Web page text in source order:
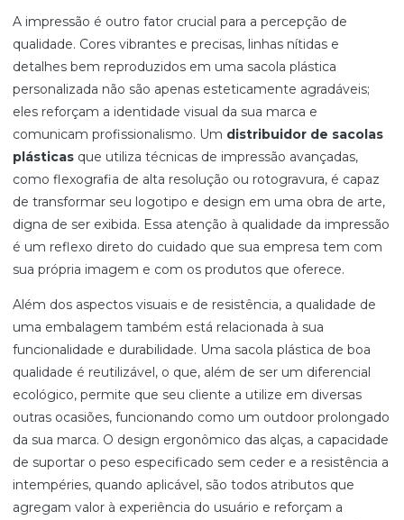
A impressão é outro fator crucial para a percepção de
qualidade. Cores vibrantes e precisas, linhas nítidas e
detalhes bem reproduzidos em uma sacola plástica
personalizada não são apenas esteticamente agradáveis;
eles reforçam a identidade visual da sua marca e
comunicam profissionalismo. Um distribuidor de sacolas
plásticas que utiliza técnicas de impressão avançadas,
como flexografia de alta resolução ou rotogravura, é capaz
de transformar seu logotipo e design em uma obra de arte,
digna de ser exibida. Essa atenção à qualidade da impressão
é um reflexo direto do cuidado que sua empresa tem com
sua própria imagem e com os produtos que oferece.
Além dos aspectos visuais e de resistência, a qualidade de
uma embalagem também está relacionada à sua
funcionalidade e durabilidade. Uma sacola plástica de boa
qualidade é reutilizável, o que, além de ser um diferencial
ecológico, permite que seu cliente a utilize em diversas
outras ocasiões, funcionando como um outdoor prolongado
da sua marca. O design ergonômico das alças, a capacidade
de suportar o peso especificado sem ceder e a resistência a
intempéries, quando aplicável, são todos atributos que
agregam valor à experiência do usuário e reforçam a